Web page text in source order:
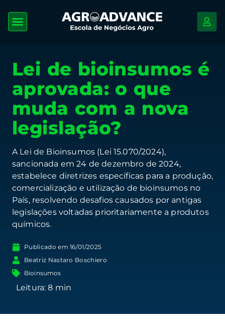
Lei de bioinsumos é
aprovada: o que
muda com a nova
legislação?
A Lei de Bioinsumos (Lei 15.070/2024),
sancionada em 24 de dezembro de 2024,
estabelece diretrizes específicas para a produção,
comercialização e utilização de bioinsumos no
País, resolvendo desafios causados por antigas
legislações voltadas prioritariamente a produtos
químicos.
Publicado em 16/01/2025
Beatriz Nastaro Boschiero
Bioinsumos